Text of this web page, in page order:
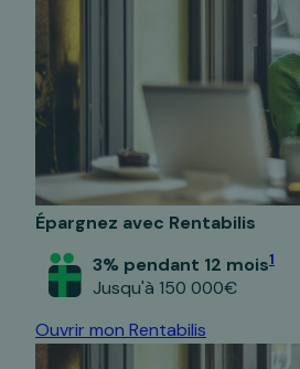
Épargnez avec Rentabilis
Ouvrir mon Rentabilis
3% pendant 12 mois1
Jusqu'à 150 000€